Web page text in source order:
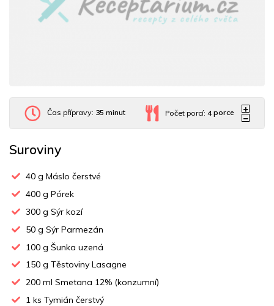
Čas přípravy: 35 minut Počet porcí:4 porce
Suroviny
40 g Máslo čerstvé
400 g Pórek
300 g Sýr kozí
50 g Sýr Parmezán
100 g Šunka uzená
150 g Těstoviny Lasagne
200 ml Smetana 12% (konzumní)
1 ks Tymián čerstvý